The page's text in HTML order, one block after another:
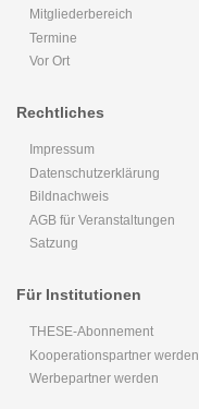
Mitgliederbereich
Termine
Vor Ort
Rechtliches
Impressum
Datenschutzerklärung
Bildnachweis
AGB für Veranstaltungen
Satzung
Für Institutionen
THESE-Abonnement
Kooperationspartner werden
Werbepartner werden